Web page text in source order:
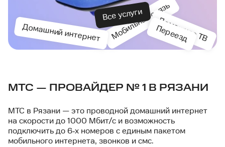
Мобильная связь
Домашний интернет Домашнее ТВ
Все услуги
Переезд
МТС — ПРОВАЙДЕР № 1 В РЯЗАНИ
МТС в Рязани — это проводной домашний интернет
на скорости до 1000 Мбит/с и возможность
подключить до 6‑х номеров с единым пакетом
мобильного интернета, звонков и смс.